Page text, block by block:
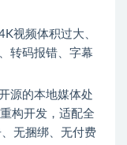
视频体积过大、
转码报错、字幕
源的本地媒体处
构开发，适配全
无捆绑、无付费